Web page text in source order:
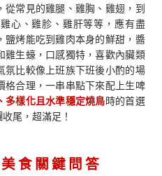
從常見的雞腿、雞胸、雞翅，到
心、雞胗、雞肝等等，應有盡
鹽烤能吃到雞肉本身的鮮甜，醬
雞生蠔，口感獨特，喜歡內臟類
氛比較像上班族下班後小酌的場
格合理，一串串點下來配上生啤
多樣化且水準穩定燒鳥時的首選
尾，超滿足！
食關鍵問答